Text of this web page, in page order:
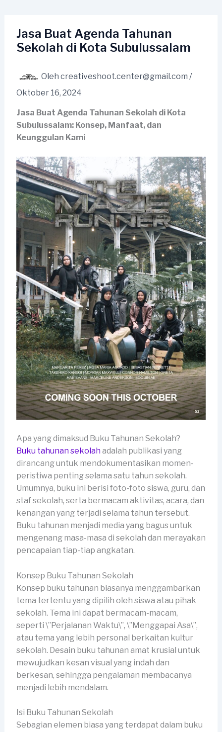
kontenJasa Buat Agenda Tahunan
Sekolah di Kota Subulussalam
Oleh creativeshoot.center@gmail.com /
Oktober 16, 2024
Jasa Buat Agenda Tahunan Sekolah di Kota
Subulussalam: Konsep, Manfaat, dan
Keunggulan Kami
Apa yang dimaksud Buku Tahunan Sekolah?
Buku tahunan sekolahadalah publikasi yang
dirancang untuk mendokumentasikan momen-
peristiwa penting selama satu tahun sekolah.
Umumnya, buku ini berisi foto-foto siswa, guru, dan
staf sekolah, serta bermacam aktivitas, acara, dan
kenangan yang terjadi selama tahun tersebut.
Buku tahunan menjadi media yang bagus untuk
mengenang masa-masa di sekolah dan merayakan
pencapaian tiap-tiap angkatan.
Konsep Buku Tahunan Sekolah
Konsep buku tahunan biasanya menggambarkan
tema tertentu yang dipilih oleh siswa atau pihak
sekolah. Tema ini dapat bermacam-macam,
seperti \”Perjalanan Waktu\”, \”Menggapai Asa\”,
atau tema yang lebih personal berkaitan kultur
sekolah. Desain buku tahunan amat krusial untuk
mewujudkan kesan visual yang indah dan
berkesan, sehingga pengalaman membacanya
menjadi lebih mendalam.
Isi Buku Tahunan Sekolah
Sebagian elemen biasa yang terdapat dalam buku